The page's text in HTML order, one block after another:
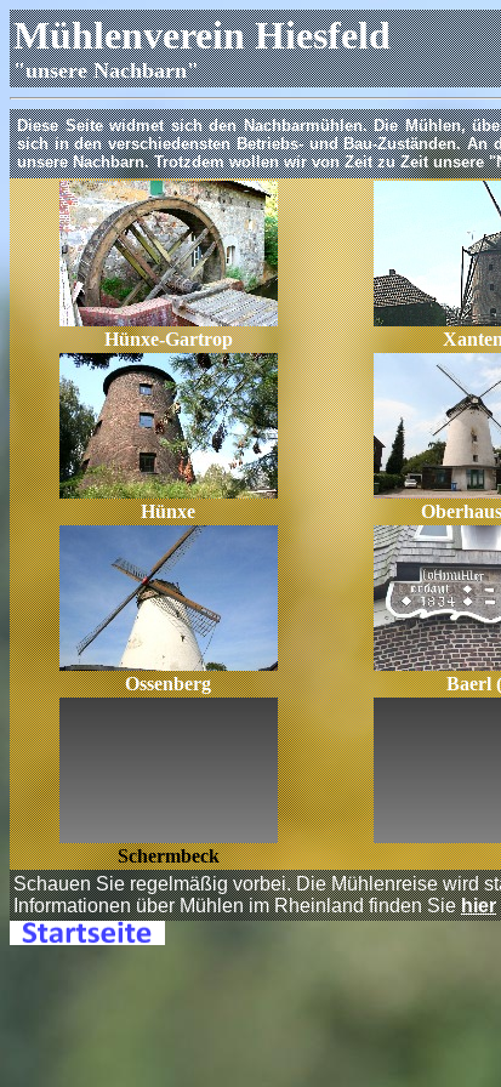
Mühlenverein Hiesfeld
"unsere Nachbarn"
Diese Seite widmet sich den Nachbarmühlen. Die Mühlen,
sich in den verschiedensten Betriebs- und Bau-Zuständen.
unsere Nachbarn. Trotzdem wollen wir von Zeit zu Zeit unsere
Hünxe-Gartrop
Hünxe
Ossenberg Baerl
Schermbeck
Schauen Sie regelmäßig vorbei.Die Mühlenreise wird
Informationen über Mühlen im Rheinland finden Siehier